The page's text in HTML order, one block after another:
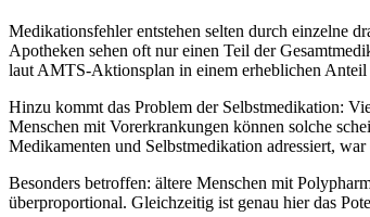
Medikationsfehler entstehen selten durch einzelne
Apotheken sehen oft nur einen Teil der
laut AMTS-Aktionsplan in einem erheblichen
Hinzu kommt das Problem der Selbstmedikation:
Menschen mit Vorerkrankungen können solche
Medikamenten und Selbstmedikation adressiert,
Besonders betroffen: ältere Menschen mit
überproportional. Gleichzeitig ist genau hier das